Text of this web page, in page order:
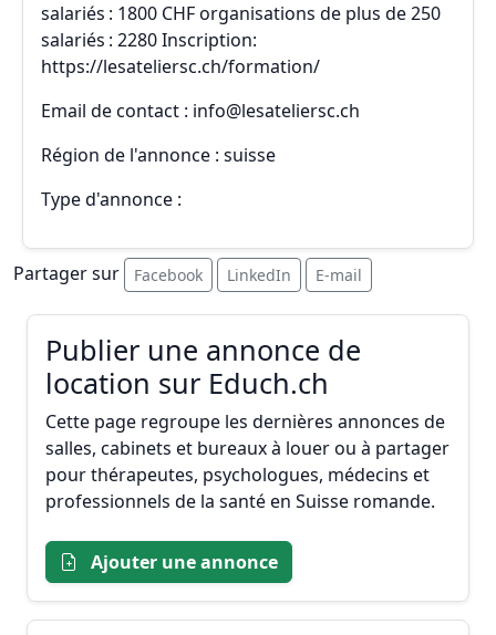
salariés : 1800 CHF organisations de plus de 250
salariés : 2280 Inscription:
https://lesateliersc.ch/formation/
Email de contact : info@lesateliersc.ch
Région de l'annonce : suisse
Type d'annonce :
Partager sur Facebook LinkedIn E-mail
Publier une annonce de
location sur Educh.ch
Cette page regroupe les dernières annonces de
salles, cabinets et bureaux à louer ou à partager
pour thérapeutes, psychologues, médecins et
professionnels de la santé en Suisse romande.
Ajouter une annonce